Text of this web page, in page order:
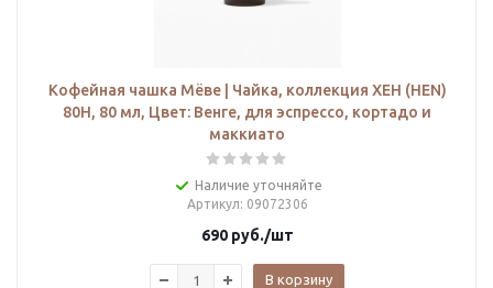
Кофейная чашка Мёве | Чайка, коллекция ХЕН (HEN)
80H, 80 мл, Цвет: Венге, для эспрессо, кортадо и
маккиато
Наличие уточняйте
Артикул: 09072306
690руб./шт
В корзину